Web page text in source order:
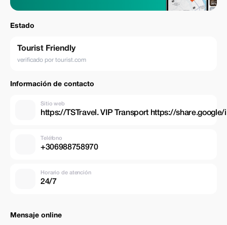
Estado
Tourist Friendly
verificado por tourist.com
Información de contacto
Sitio web
https://TSTravel. VIP Transport https://
Teléfono
+306988758970
Horario de atención
24/7
Mensaje online